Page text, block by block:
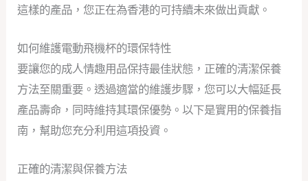
這樣的產品，您正在為香港的可持續未來做出貢獻。
如何維護電動飛機杯的環保特性
要讓您的成人情趣用品保持最佳狀態，正確的清潔保養
方法至關重要。透過適當的維護步驟，您可以大幅延長
產品壽命，同時維持其環保優勢。以下是實用的保養指
南，幫助您充分利用這項投資。
正確的清潔與保養方法